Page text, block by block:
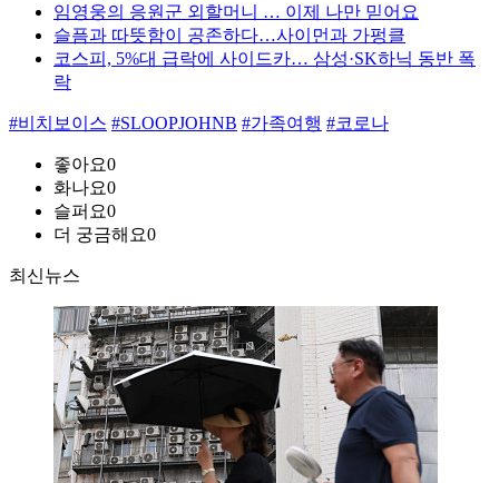
임영웅의 응원군 외할머니 … 이제 나만 믿어요
슬픔과 따뜻함이 공존하다…사이먼과 가펑클
코스피, 5%대 급락에 사이드카… 삼성·SK하닉 동반 폭
락
#비치보이스 #SLOOPJOHNB #가족여행 #코로나
좋아요0
화나요0
슬퍼요0
더 궁금해요0
최신뉴스